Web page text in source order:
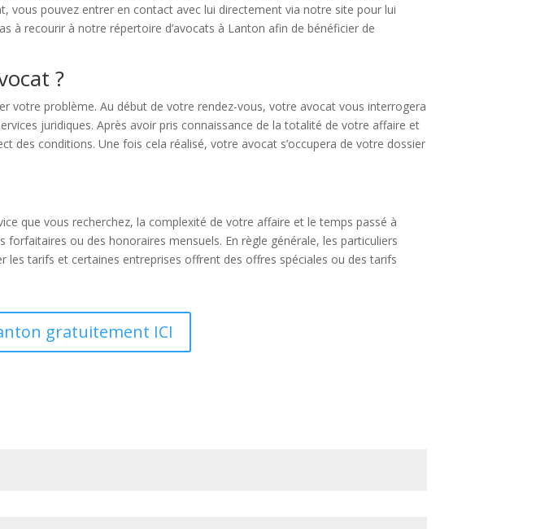
vous pouvez entrer en contact avec lui directement via notre site pour lui
à recourir à notre répertoire d’avocats à Lanton afin de bénéficier de
?
votre problème. Au début de votre rendez-vous, votre avocat vous interrogera
juridiques. Après avoir pris connaissance de la totalité de votre affaire et
des conditions. Une fois cela réalisé, votre avocat s’occupera de votre dossier
que vous recherchez, la complexité de votre affaire et le temps passé à
ou des honoraires mensuels. En règle générale, les particuliers
les tarifs et certaines entreprises offrent des offres spéciales ou des tarifs
gratuitement ICI